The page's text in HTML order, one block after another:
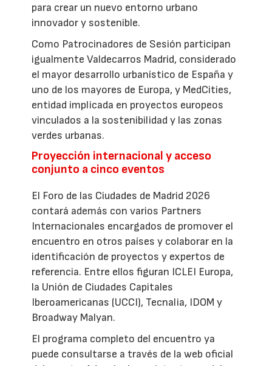
para crear un nuevo entorno urbano
innovador y sostenible.
Como Patrocinadores de Sesión participan
igualmente Valdecarros Madrid, considerado
el mayor desarrollo urbanístico de España y
uno de los mayores de Europa, y MedCities,
entidad implicada en proyectos europeos
vinculados a la sostenibilidad y las zonas
verdes urbanas.
Proyección internacional y acceso
conjunto a cinco eventos
El Foro de las Ciudades de Madrid 2026
contará además con varios Partners
Internacionales encargados de promover el
encuentro en otros países y colaborar en la
identificación de proyectos y expertos de
referencia. Entre ellos figuran ICLEI Europa,
la Unión de Ciudades Capitales
Iberoamericanas (UCCI), Tecnalia, IDOM y
Broadway Malyan.
El programa completo del encuentro ya
puede consultarse a través de la web oficial